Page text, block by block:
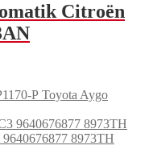
Citroën
Toyota Aygo
8973TH